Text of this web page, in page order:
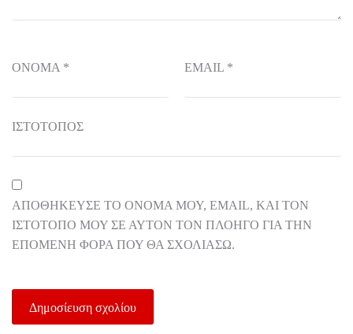
ΌΝΟΜΑ * EMAIL *
ΙΣΤΌΤΟΠΟΣ
ΑΠΟΘΉΚΕΥΣΕ ΤΟ ΌΝΟΜΆ ΜΟΥ, EMAIL, ΚΑΙ ΤΟΝ
ΙΣΤΌΤΟΠΟ ΜΟΥ ΣΕ ΑΥΤΌΝ ΤΟΝ ΠΛΟΗΓΌ ΓΙΑ ΤΗΝ
ΕΠΌΜΕΝΗ ΦΟΡΆ ΠΟΥ ΘΑ ΣΧΟΛΙΆΣΩ.